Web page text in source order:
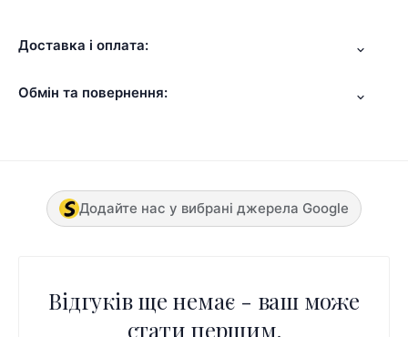
Доставка і оплата:
Обмін та повернення:
Додайте нас у вибрані джерела Google
Відгуків ще немає - ваш може
стати першим.